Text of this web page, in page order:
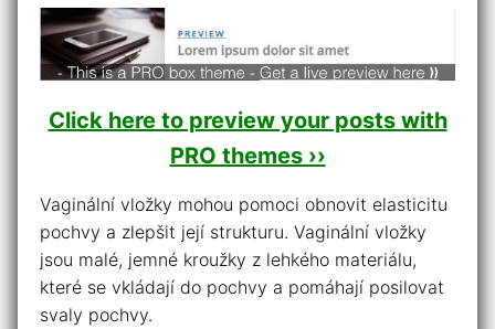
Click here to preview your posts with
PRO themes ››
Vaginální vložky mohou pomoci obnovit elasticitu
pochvy a zlepšit její strukturu. Vaginální vložky
jsou malé, jemné kroužky z lehkého materiálu,
které se vkládají do pochvy a pomáhají posilovat
svaly pochvy.